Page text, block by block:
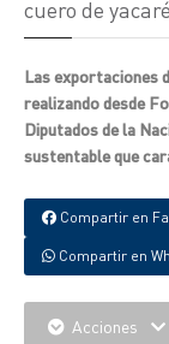
cuero de
Las exportaciones
realizando desde
Diputados de la
sustentable que
Compartir en
Compartir en
Acciones